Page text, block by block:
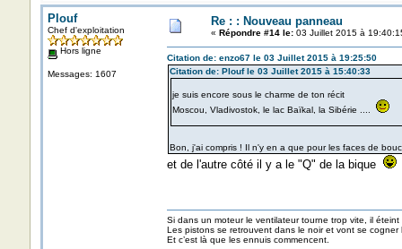
Plouf
Chef d'exploitation
Hors ligne
Messages: 1607
Re : : Nouveau panneau
« Répondre #14 le:03 Juillet 2015 à
Citation de: enzo67 le 03 Juillet 2015 à 19:25:50
Citation de: Plouf le 03 Juillet 2015 à 15:40:33
je suis encore sous le charme de ton récit
Moscou, Vladivostok, le lac Baïkal, la Sibérie ....
Bon, j'ai compris ! Il n'y en a que pour les faces de
et de l'autre côté il y a le "Q" de la bique
Si dans un moteur le ventilateur tourne trop vite, il éteint
Les pistons se retrouvent dans le noir et vont se
Et c’est là que les ennuis commencent.